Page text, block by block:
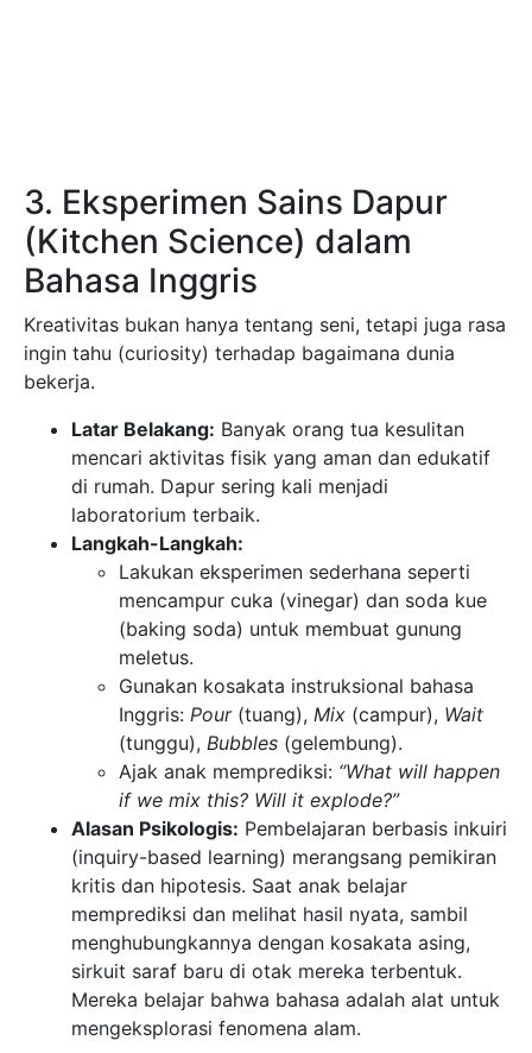
3. Eksperimen Sains Dapur
(Kitchen Science) dalam
Bahasa Inggris
Kreativitas bukan hanya tentang seni, tetapi juga rasa
ingin tahu (curiosity) terhadap bagaimana dunia
bekerja.
Latar Belakang: Banyak orang tua kesulitan
mencari aktivitas fisik yang aman dan edukatif
di rumah. Dapur sering kali menjadi
laboratorium terbaik.
Langkah-Langkah:
Lakukan eksperimen sederhana seperti
mencampur cuka (vinegar) dan soda kue
(baking soda) untuk membuat gunung
meletus.
Gunakan kosakata instruksional bahasa
Inggris: Pour(tuang), Mix (campur), Wait
(tunggu), Bubbles (gelembung).
Ajak anak memprediksi: “What will happen
if we mix this? Will it explode?”
Alasan Psikologis: Pembelajaran berbasis inkuiri
(inquiry-based learning) merangsang pemikiran
kritis dan hipotesis. Saat anak belajar
memprediksi dan melihat hasil nyata, sambil
menghubungkannya dengan kosakata asing,
sirkuit saraf baru di otak mereka terbentuk.
Mereka belajar bahwa bahasa adalah alat untuk
mengeksplorasi fenomena alam.